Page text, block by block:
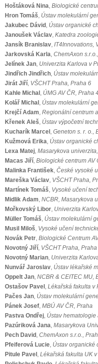
Hoštáková Nina, Biologické
Hron Tomáš, Ústav molekulární
Jakubec Dávid , Ústav organické
Janoušek Václav, Katedra
Jansík Branislav, IT4Innovations,
Jarkovská Karla, ChemAxon
Jelínek Jan, Univerzita Karlova v
Jindřich Jindřich, Ústav
Jirát Jiří, VŠCHT Praha, Praha 6
Kahle Michal , ÚMG AV ČR, Praha 4
Kolář Michal , Ústav molekulární
Krejčí Adam, Regionální centrum
Křenek Aleš, Ústav výpočetní
Kucharík Marcel , Geneton s. r. o.,
Kužmová Erika, Ústav organické
Lexa Matej, Masarykova
Macas Jiří, Biologické centrum AV
Malinka František, České vysoké
Mareška Václav, VŠCHT Praha,
Martínek Tomáš, Vysoké učení
Midlik Adam, NCBR, Masarykova
Mořkovský Libor, Univerzita
Müller Tomáš, Ústav molekulární
Musil Miloš, Vysoké učení
Novák Petr, Biologické Centrum
Novotný Jiří, VŠCHT Praha,
Novotný Marian, Univerzita
Nunvář Jaroslav, Ústav lékařské
Oppelt Jan, NCBR & CEITEC MU,
Ostašov Pavel , Lékařská fakulta v
Pačes Jan, Ústav molekulární
Pánek Josef, MBÚ AV ČR, Praha
Pastva Ondřej, Ústav
Pazúriková Jana, Masarykova
Pech David , ChemAxon s.r.o.,
Pfeiferová Lucie, Ústav organické
Pitule Pavel , Lékařská fakulta UK